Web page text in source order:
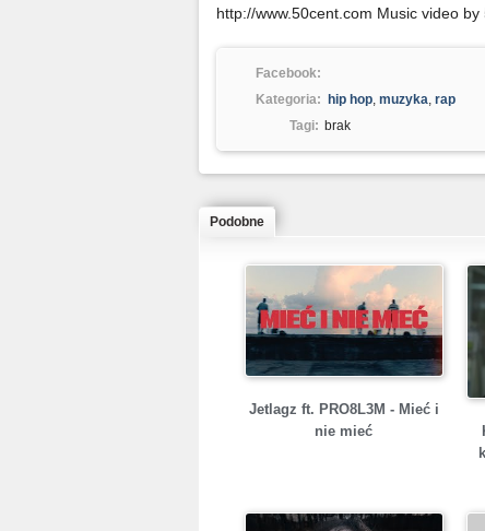
http://www.50cent.com Music video
Facebook:
Kategoria:
hip hop, muzyka, rap
Tagi: brak
Podobne
Jetlagz ft. PRO8L3M - Mieć i
nie mieć